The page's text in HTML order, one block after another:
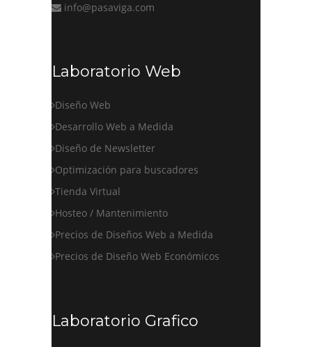
info@pasaviga.com
Laboratorio Web
Diseño Web
Desarrollo Web a Medida
Diseño de Newsletter
Optimización para buscadores
Tienda Virtual
Hosteo / Mantenimiento
Precios de Diseños Web a Medida
Precios de Diseño Web Económicos
Laboratorio Grafico